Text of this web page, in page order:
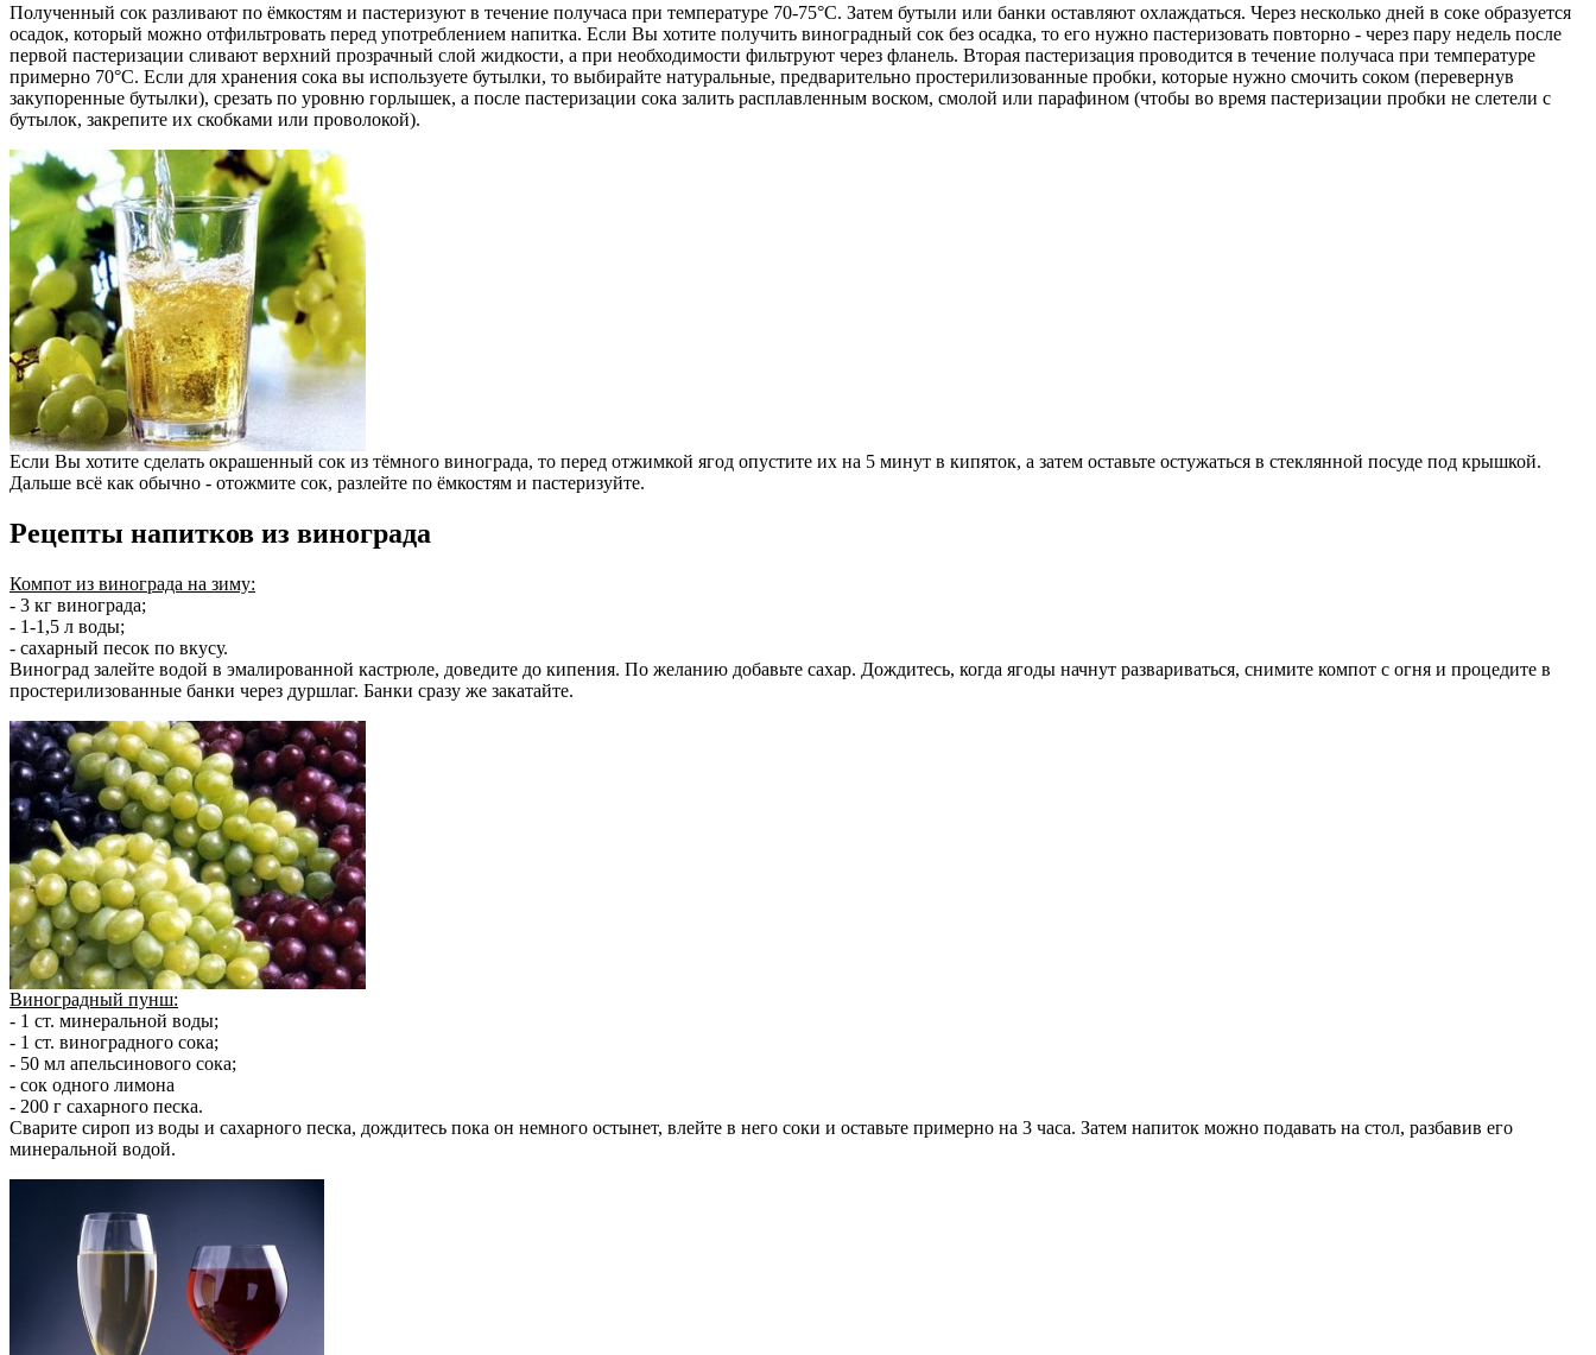
Полученный сок разливают по ёмкостям и пастеризуют в течение получаса при температуре 70-75°С. Затем бутыли или банки оставляют охлаждаться. Через несколько дней в соке образуется
осадок, который можно отфильтровать перед употреблением напитка. Если Вы хотите получить виноградный сок без осадка, то его нужно пастеризовать повторно - через пару недель после
первой пастеризации сливают верхний прозрачный слой жидкости, а при необходимости фильтруют через фланель. Вторая пастеризация проводится в течение получаса при температуре
примерно 70°С. Если для хранения сока вы используете бутылки, то выбирайте натуральные, предварительно простерилизованные пробки, которые нужно смочить соком (перевернув
закупоренные бутылки), срезать по уровню горлышек, а после пастеризации сока залить расплавленным воском, смолой или парафином (чтобы во время пастеризации пробки не слетели с
бутылок, закрепите их скобками или проволокой).
Если Вы хотите сделать окрашенный сок из тёмного винограда, то перед отжимкой ягод опустите их на 5 минут в кипяток, а затем оставьте остужаться в стеклянной посуде под крышкой.
Дальше всё как обычно - отожмите сок, разлейте по ёмкостям и пастеризуйте.
Рецепты напитков из винограда
Компот из винограда на зиму:
- 3 кг винограда;
- 1-1,5 л воды;
- сахарный песок по вкусу.
Виноград залейте водой в эмалированной кастрюле, доведите до кипения. По желанию добавьте сахар. Дождитесь, когда ягоды начнут развариваться, снимите компот с огня и процедите в
простерилизованные банки через дуршлаг. Банки сразу же закатайте.
Виноградный пунш:
- 1 ст. минеральной воды;
- 1 ст. виноградного сока;
- 50 мл апельсинового сока;
- сок одного лимона
- 200 г сахарного песка.
Сварите сироп из воды и сахарного песка, дождитесь пока он немного остынет, влейте в него соки и оставьте примерно на 3 часа. Затем напиток можно подавать на стол, разбавив его
минеральной водой.